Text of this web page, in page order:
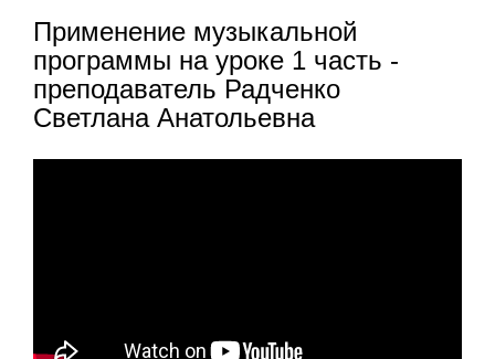
Применение музыкальной
программы на уроке 1 часть -
преподаватель Радченко
Светлана Анатольевна